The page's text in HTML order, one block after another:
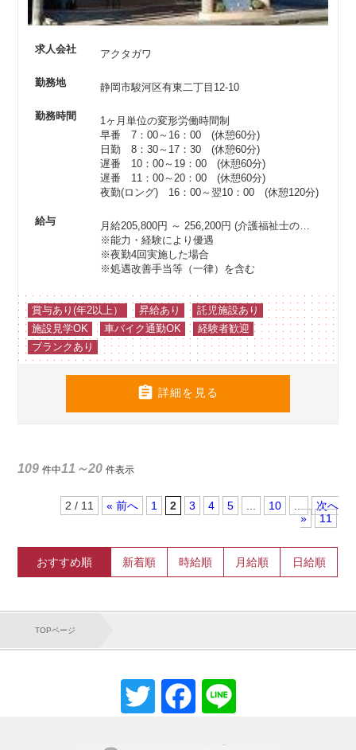
求人会社 アクタガワ
勤務地 静岡市駿河区有東二丁目12-10
勤務時間
1ヶ月単位の変形労働時間制
早番 7：00～16：00 (休憩60分)
日勤 8：30～17：30 (休憩60分)
遅番 10：00～19：00 (休憩60分)
遅番 11：00～20：00 (休憩60分)
夜勤(ロング) 16：00～翌10：00 (休憩120分)
給与 月給205,800円 ～ 256,200円(介護福祉士の場合は月給214,800円以上）
※能力・経験により優遇
※夜勤4回実施した場合
※処遇改善手当等（一律）を含む
賞与あり(年2以上） 昇給あり
託児施設あり
施設見学OK
車バイク通勤OK
経験者歓迎
ブランクあり
 詳細を見る
109 件中11～20 件表示
2 / 11 « 1 2 3 4 5 10
»
11
おすすめ順 新着順 時給順 月給順 日給順
TOPページ
TwitterFacebook